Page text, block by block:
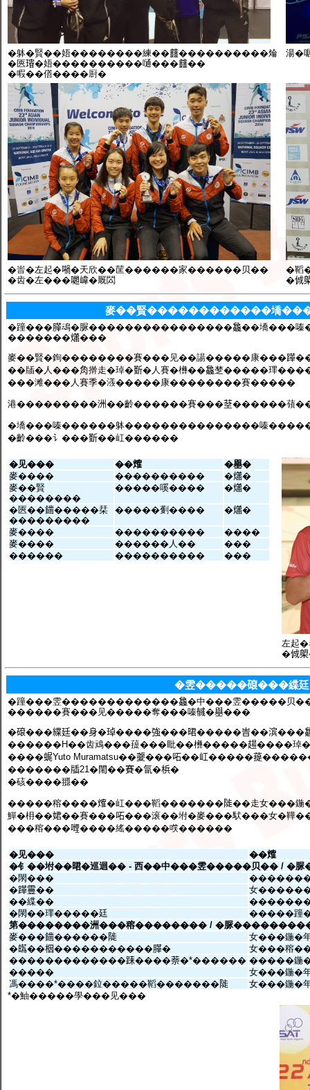
�躰�賢��娪��������練��𨰻����������㷍
�匧𤪓�娪����������嗵���𨰻��
�㗇��僐����㕑�
湯�
�峕�左起�𡁜�天欣��䒰������家������贝��
�齿�左���𡁻𡺨�厩閦
�鞱
�𠉛
麥��賢������������墧
�蹱���𦠜䲰�脲����������������𣬚��墧���嗪
�������𤑳���
麥��賢�銁��������賽���见��諹�����康
��牐�人���𧢲擀走�琸�𣂷�人賽�㰘��𣬚椘�����㻫
���滩���人賽季�㵪�����康��������賽�����
港���������洲��齡������賽���𦯀������䕘
�墧���嗪������躰���������������嗪
�齡���讠���𣂷��屸������
�见��� ��𤌍
�𡒊�
麥����
����������
�𤑳�
麥��賢
��������
�����嗘���� �𤑳�
�匧��𨬭�����栞
���������
�����劐���� �𤑳�
麥���� ����������
����
麥����
������人��
���
������
���������� ���
左
�𠉛
�雴�����𥕦���緤廷
�蹱���雴�������������𣬚�中���雴�����贝
������賽���见�����奪���嗪𢒰�𡒊���
�𥕦���緤廷��身�琸����強���𣇉�����峕��滨
������H��齿䲮���䔶���䀝��㰘�����𧼮����琸
����𧋦Yuto Muramatsu��𡖂���𠰴��屸�����䔶
�������牐21�閙��賽�氜�梹�
�硋����䎚��
�����穃����𤌍�屸���鞱�������𨺗��走女���鍦
鱓�枏��𡝗��賽���𠰴���滚��坿�麥���䭾���女�鞾
���穃���𠹺����䌊�����㗛������
�见���
��𤌍
�钅��坿��𣇉�巡迴�� - 西��中���雴�����贝�� / �
�閖���
�𨅯靊��
女
��緤��
�閖��㻫�����廷
�����蹱
第��������洲���穃�������� / �脲
麥���𨬭������𨺗
女���鍦�
�𤾸��栶�����������𦠜�
女���穃
�������������𨀤����萘�*������ �����鍦
�����
女���鍦�
馮����*����鉝�����鞱�������𨺗
女���鍦�
*�鮋�����學���见���